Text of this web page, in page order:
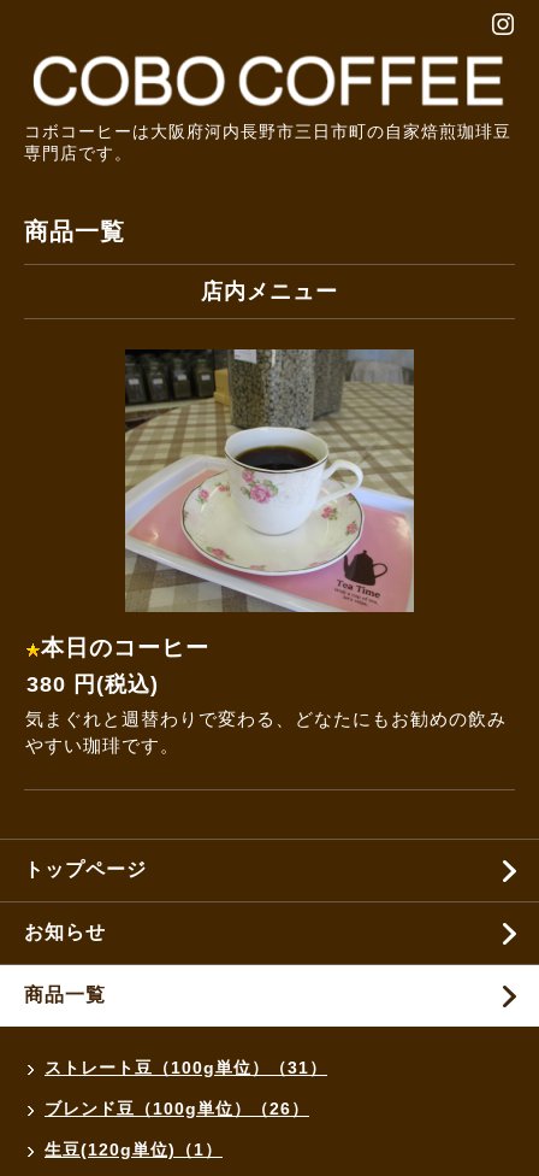
コボコーヒーは大阪府河内長野市三日市町の自家焙煎珈琲豆
専門店です。
商品一覧
店内メニュー
本日のコーヒー
380 円(税込)
気まぐれと週替わりで変わる、どなたにもお勧めの飲み
やすい珈琲です。
トップページ
お知らせ
商品一覧
ストレート豆（100g単位）（31）
ブレンド豆（100g単位）（26）
生豆(120g単位)（1）